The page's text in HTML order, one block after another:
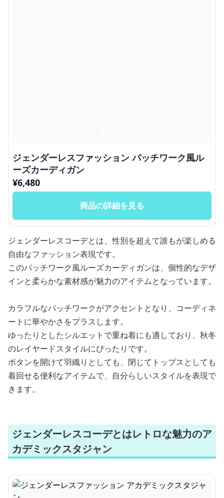
ジェンダーレスファッション パッチワーク風ル
ーズカーディガン
¥6,480
商品の詳細を見る
ジェンダーレスコーデとは、性別を超えて誰もが楽しめる
自由なファッション表現です。
このパッチワーク風ルーズカーディガンは、個性的なデザ
インと柔らかな素材感が魅力のアイテムとなっています。
カラフルなパッチワークがアクセントとなり、コーディネ
ートに華やかさをプラスします。
ゆったりとしたシルエットで重ね着にも適しており、秋冬
のレイヤードスタイルにぴったりです。
ボタンを開けて羽織りとしても、閉じてトップスとしても
着回せる便利なアイテムで、自分らしいスタイルを表現で
きます。
ジェンダーレスコーデとはレトロな魅力のア
カデミックスタジャン